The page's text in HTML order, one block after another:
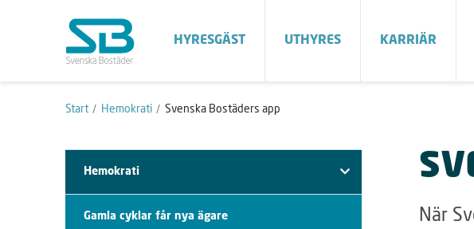
HYRESGÄST UTHYRES KARRIÄR
Start Hemokrati Svenska Bostäders app
Hemokrati
Gamla cyklar får nya ägare
När